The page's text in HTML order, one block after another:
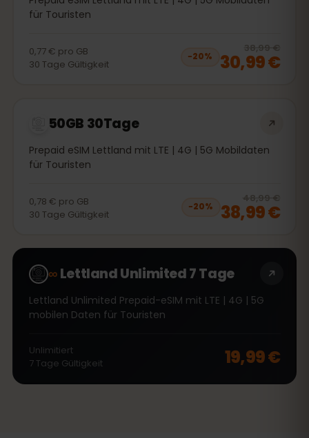
für Touristen
0,77 € pro GB
30 Tage Gültigkeit
−20%
38,99 €
30,99 €
50GB 30Tage
Prepaid eSIM Lettland mit LTE | 4G | 5G Mobildaten
für Touristen
0,78 € pro GB
30 Tage Gültigkeit
−20%
48,99 €
38,99 €
∞Lettland Unlimited 7 Tage
Lettland Unlimited Prepaid-eSIM mit LTE | 4G | 5G
mobilen Daten für Touristen
Unlimitiert
7 Tage Gültigkeit 19,99 €